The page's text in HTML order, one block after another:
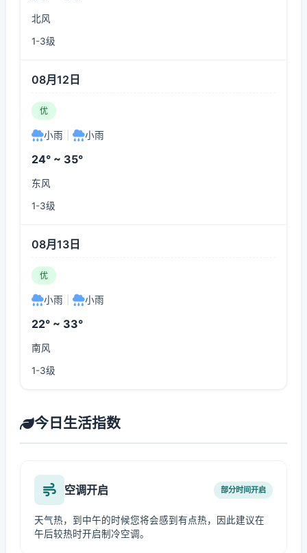
北风
1-3级
08月12日
优
小雨 小雨
24° ~ 35°
东风
1-3级
08月13日
优
小雨 小雨
22° ~ 33°
南风
1-3级
今日生活指数
空调开启 部分时间开启
天气热，到中午的时候您将会感到有点热，因此建议在
午后较热时开启制冷空调。